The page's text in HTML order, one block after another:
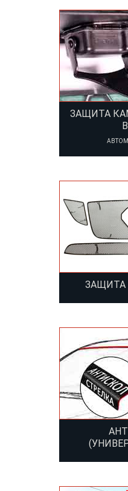
ЗАЩИТА
ЗАЩИТА